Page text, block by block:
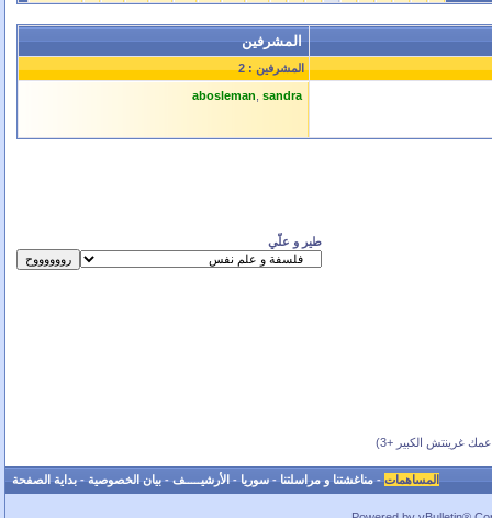
المشرفين
المشرفين : 2
abosleman sandra
طير و علّي
غرينتش الكبير +3)
المساهمات-مناغشتنا و مراسلتنا-سوريا-الأرشيـــــف-بيان الخصوصية-بداية الصفحة